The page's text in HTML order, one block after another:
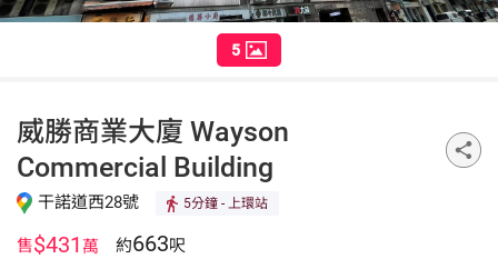
5
威勝商業大廈 Wayson
Commercial Building
干諾道西28號 5分鐘 - 上環站
售$431 萬
約663呎